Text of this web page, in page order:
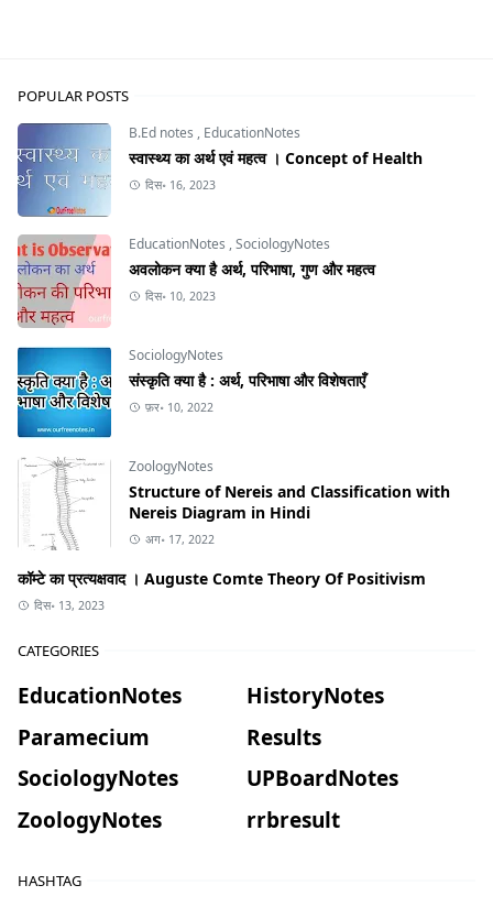
POPULAR POSTS
B.Ed notes , EducationNotes
स्वास्थ्य का अर्थ एवं महत्व । Concept of Health
दिस॰ 16, 2023
EducationNotes ,SociologyNotes
अवलोकन क्या है अर्थ, परिभाषा, गुण और महत्व
दिस॰ 10, 2023
SociologyNotes
संस्कृति क्या है : अर्थ, परिभाषा और विशेषताएँ
फ़र॰ 10, 2022
ZoologyNotes
Structure of Nereis and Classification with
Nereis Diagram in Hindi
अग॰ 17, 2022
कॉम्टे का प्रत्यक्षवाद । Auguste Comte Theory Of Positivism
दिस॰ 13, 2023
CATEGORIES
EducationNotes
HistoryNotes
Paramecium
Results
SociologyNotes
UPBoardNotes
ZoologyNotes
rrbresult
HASHTAG